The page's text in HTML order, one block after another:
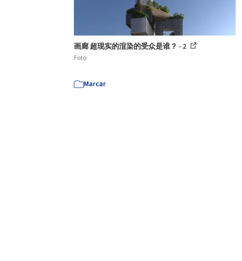
画廊 超现实的渲染的受众是谁？ - 2
Foto
Marcar